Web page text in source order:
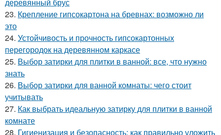
23. Крепление гипсокартона на бревнах: возможно ли
это
24. Устойчивость и прочность гипсокартонных
перегородок на деревянном каркасе
25. Выбор затирки для плитки в ванной: все, что нужно
знать
26. Выбор затирки для ванной комнаты: чего стоит
учитывать
27. Как выбрать идеальную затирку для плитки в ванной
комнате
28. Гигиенизация и безопасность: как правильно уложить